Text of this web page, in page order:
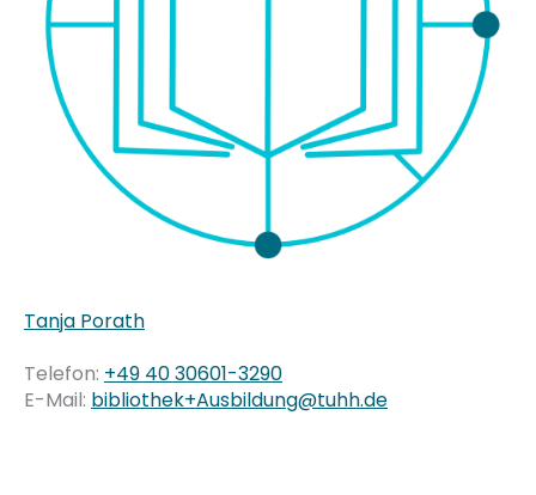
Tanja Porath
Telefon: +49 40 30601-3290
E-Mail: bibliothek+Ausbildung@tuhh.de